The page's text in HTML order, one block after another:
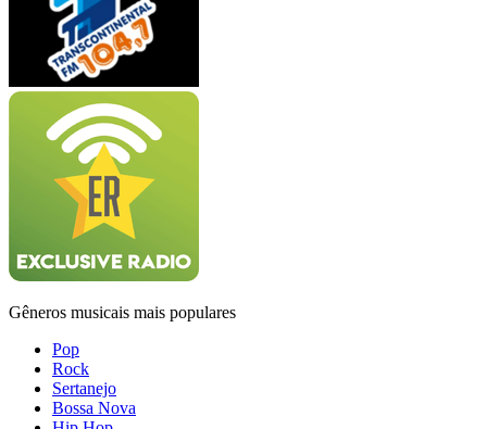
Gêneros musicais mais populares
Pop
Rock
Sertanejo
Bossa Nova